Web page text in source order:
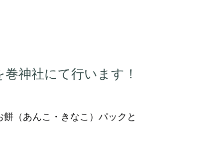
神社にて行います！
（あんこ・きなこ）パックと